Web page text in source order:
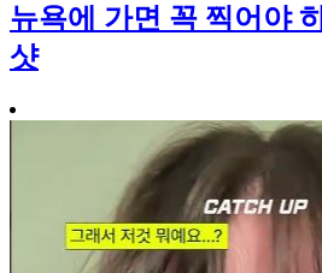
뉴욕에 가면 꼭 찍어야
샷